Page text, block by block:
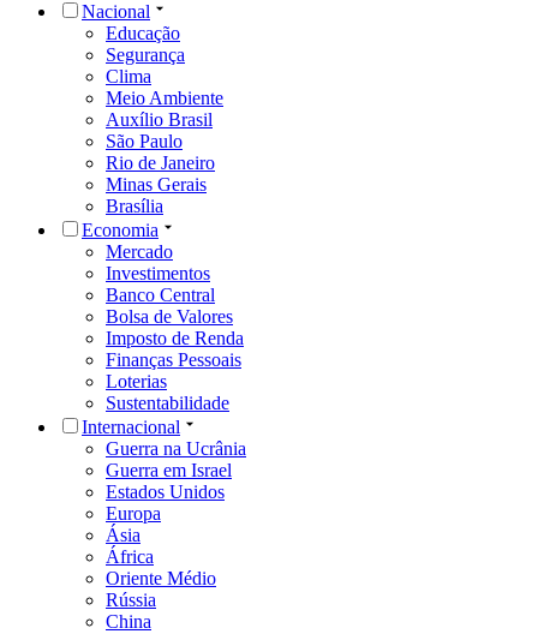
Nacional
Educação
Segurança
Clima
Meio Ambiente
Auxílio Brasil
São Paulo
Rio de Janeiro
Minas Gerais
Brasília
Economia
Mercado
Investimentos
Banco Central
Bolsa de Valores
Imposto de Renda
Finanças Pessoais
Loterias
Sustentabilidade
Internacional
Guerra na Ucrânia
Guerra em Israel
Estados Unidos
Europa
Ásia
África
Oriente Médio
Rússia
China